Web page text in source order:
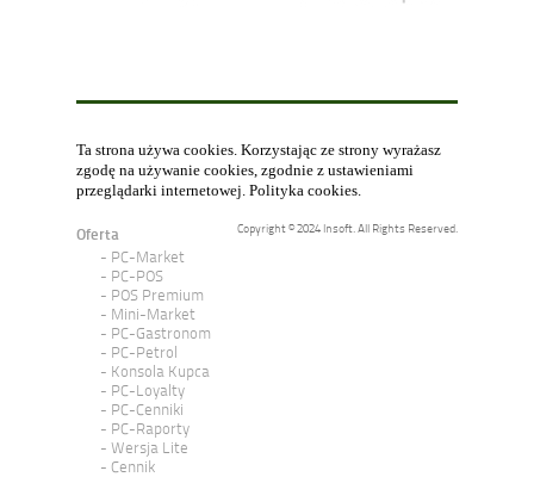
Ta strona używa cookies. Korzystając ze strony wyrażasz
zgodę na używanie cookies, zgodnie z ustawieniami
przeglądarki internetowej. Polityka cookies.
Copyright © 2024 Insoft. All Rights Reserved.
Oferta
PC-Market
PC-POS
POS Premium
Mini-Market
PC-Gastronom
PC-Petrol
Konsola Kupca
PC-Loyalty
PC-Cenniki
PC-Raporty
Wersja Lite
Cennik